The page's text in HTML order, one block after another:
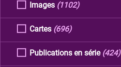
Images (1102)
Cartes (696)
Publications en série (424)